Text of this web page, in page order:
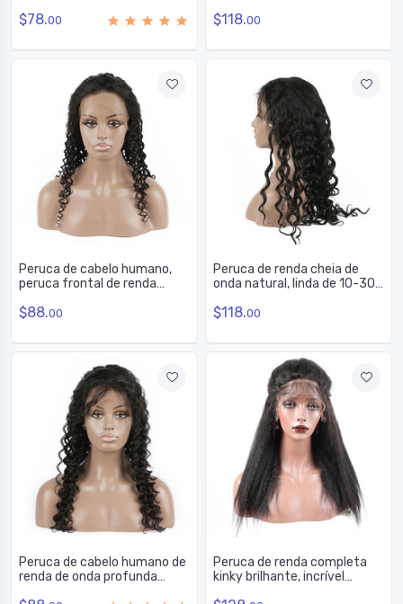
12-28 polegadas
$78.00
perucas de renda de 10-28
$118.00
Peruca de cabelo humano,
peruca frontal de renda
10-24 polegadas
$88.00
Peruca de renda cheia de
onda natural, linda de 10-30
$118.00
Peruca de cabelo humano de
renda de onda profunda
Peruca de renda completa
kinky brilhante, incrível